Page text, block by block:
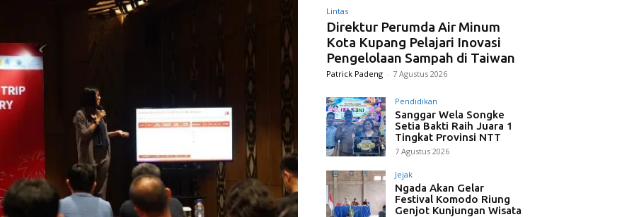
Lintas
Direktur Perumda Air Minum
Kota Kupang Pelajari Inovasi
Pengelolaan Sampah di Taiwan
Patrick Padeng - 7 Agustus 2026
Pendidikan
Sanggar Wela Songke
Setia Bakti Raih Juara 1
Tingkat Provinsi NTT
7 Agustus 2026
Jejak
Ngada Akan Gelar
Festival Komodo Riung
Genjot Kunjungan Wisata